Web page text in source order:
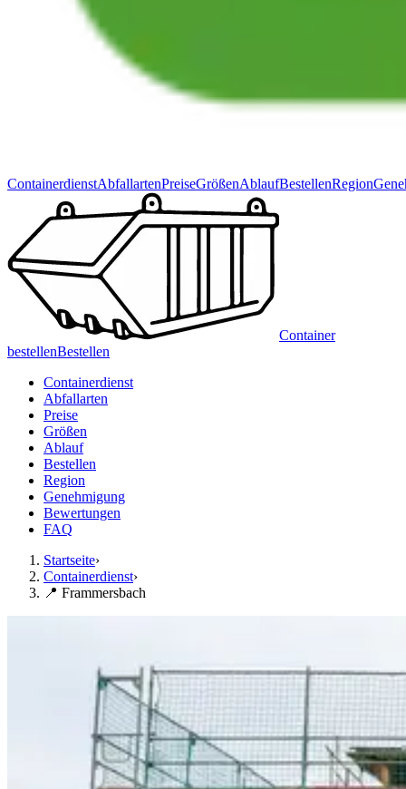
ContainerdienstAbfallartenPreiseGrößenAblaufBestellenRegion
Container
bestellenBestellen
Containerdienst
Abfallarten
Preise
Größen
Ablauf
Bestellen
Region
Genehmigung
Bewertungen
FAQ
Startseite›
Containerdienst›
📍 Frammersbach